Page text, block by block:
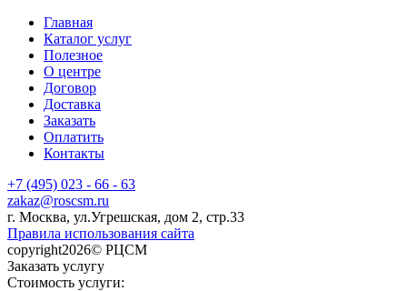
Главная
Каталог услуг
Полезное
О центре
Договор
Доставка
Заказать
Оплатить
Контакты
+7 (495) 023 - 66 - 63
zakaz@roscsm.ru
г. Москва, ул.Угрешская, дом 2, стр.33
Правила использования сайта
copyright2026© РЦСМ
Заказать услугу
Стоимость услуги: